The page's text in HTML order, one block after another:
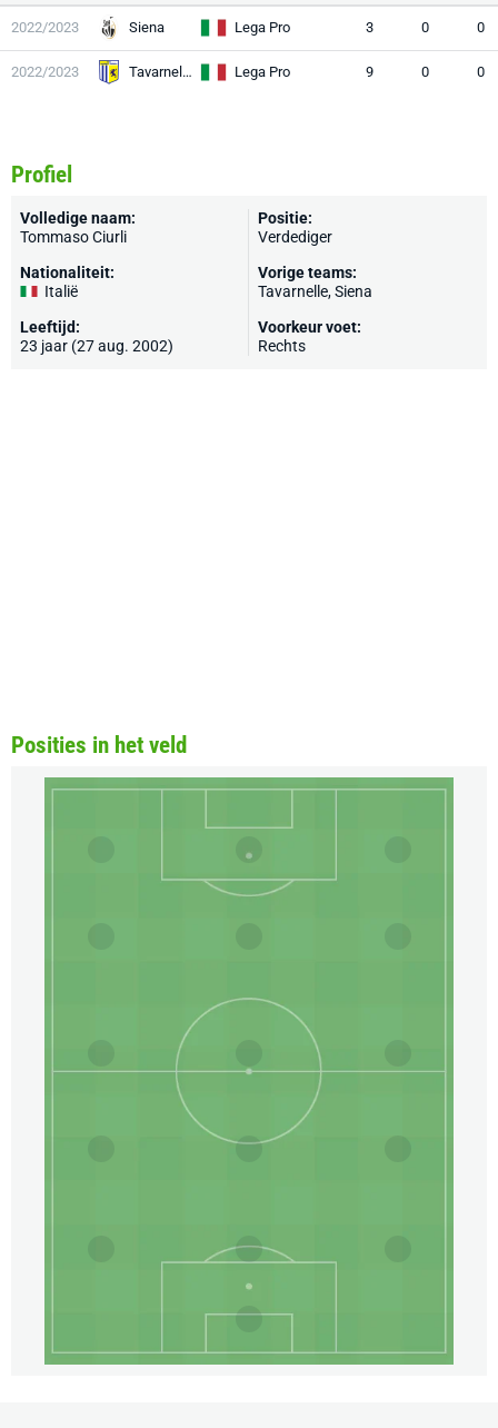
2022/2023 Siena Lega Pro 3 0 0
2022/2023 Tavarnelle Lega Pro 9 0 0
Profiel
Volledige naam:
Tommaso Ciurli
Nationaliteit:
Italië
Leeftijd:
23 jaar (27 aug. 2002)
Positie:
Verdediger
Vorige teams:
Tavarnelle, Siena
Voorkeur voet:
Rechts
Posities in het veld